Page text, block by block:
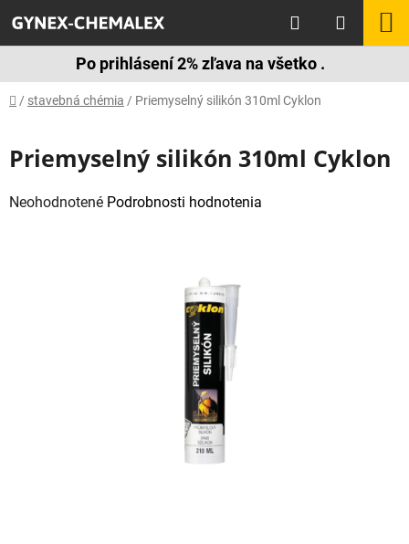
na
obsah
Hľadať
Po prihlásení 2% zľava na všetko .
Domov
/ stavebná chémia / Priemyselný silikón 310ml Cyklon
Priemyselný silikón 310ml Cyklon
Priemerné
Neohodnotené Podrobnosti hodnotenia